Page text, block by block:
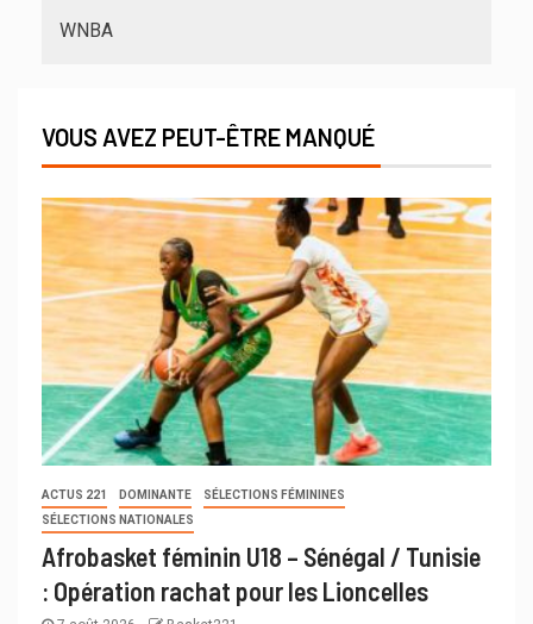
WNBA
VOUS AVEZ PEUT-ÊTRE MANQUÉ
ACTUS 221 DOMINANTE
SÉLECTIONS FÉMININES
SÉLECTIONS NATIONALES
Afrobasket féminin U18 – Sénégal / Tunisie
: Opération rachat pour les Lioncelles